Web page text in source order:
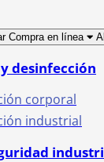
Compra en línea
desinfección
corporal
industrial